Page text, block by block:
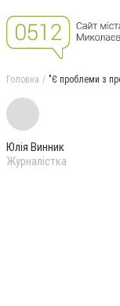
Головна "Є проблеми з
Юлія Винник
Журналістка